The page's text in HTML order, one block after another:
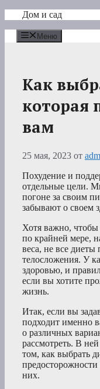
Перейти
содержимому
Дом и сад
Меню
Как
которая
вам
25 мая, 2023 от
Похудение и
отдельные цели.
погоне за своим
забывают о своем
Хотя важно,
по крайней мере,
веса, не все диеты
телосложения. У
здоровью, и
если вы хотите
жизнь.
Итак, если вы
подходит именно
о различных
рассмотреть. В
том, как выбрать
них.